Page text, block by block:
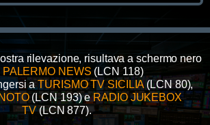
rilevazione, risultava a schermo nero
PALERMO NEWS (LCN 118)
aTURISMO TV SICILIA(LCN 80),
(LCN 193) eRADIO JUKEBOX
TV(LCN 877).